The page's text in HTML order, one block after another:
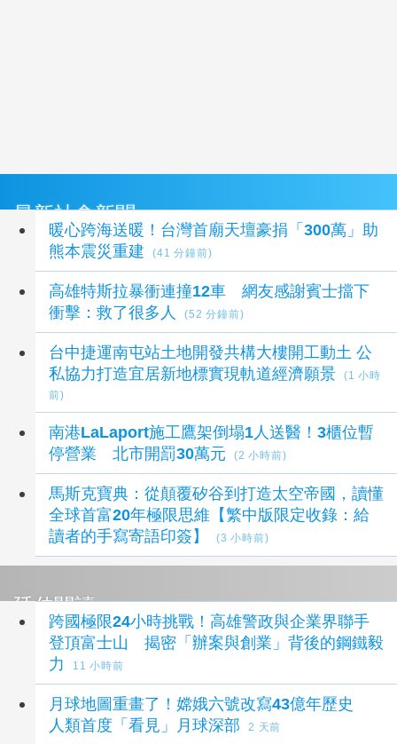
最新社會新聞
暖心跨海送暖！台灣首廟天壇豪捐「300萬」助
熊本震災重建
(41 分鐘前)
高雄特斯拉暴衝連撞12車 網友感謝賓士擋下
衝擊：救了很多人
(52 分鐘前)
台中捷運南屯站土地開發共構大樓開工動土 公
私協力打造宜居新地標實現軌道經濟願景
(1 小時
前)
南港LaLaport施工鷹架倒塌1人送醫！3櫃位暫
停營業 北市開罰30萬元
(2 小時前)
馬斯克寶典：從顛覆矽谷到打造太空帝國，讀懂
全球首富20年極限思維【繁中版限定收錄：給
讀者的手寫寄語印簽】
(3 小時前)
延伸閱讀
跨國極限24小時挑戰！高雄警政與企業界聯手
登頂富士山 揭密「辦案與創業」背後的鋼鐵毅
力
11 小時前
月球地圖重畫了！嫦娥六號改寫43億年歷史
人類首度「看見」月球深部
2 天前